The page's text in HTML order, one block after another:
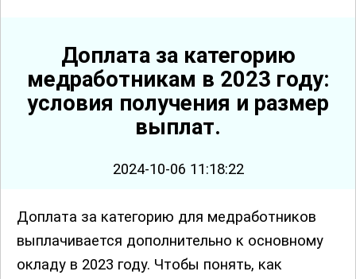
Доплата за категорию
медработникам в 2023 году:
условия получения и размер
выплат.
2024-10-06 11:18:22
Доплата за категорию для медработников
выплачивается дополнительно к основному
окладу в 2023 году. Чтобы понять, как